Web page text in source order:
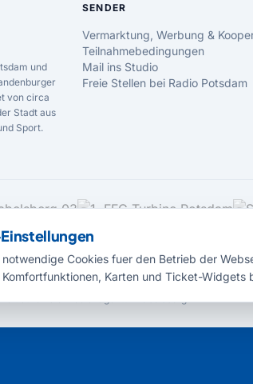
und
von circa
Stadt aus
Sport.
SENDER
Vermarktung, Werbung &
Teilnahmebedingungen
Mail ins Studio
Freie Stellen bei Radio Potsdam
durch dieMedienagentur Babelsberg
Cookies fuer den Betrieb der
Komfortfunktionen, Karten und Ticket-Widgets